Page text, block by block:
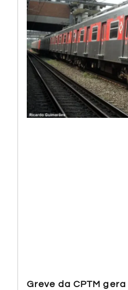
Greve da CPTM